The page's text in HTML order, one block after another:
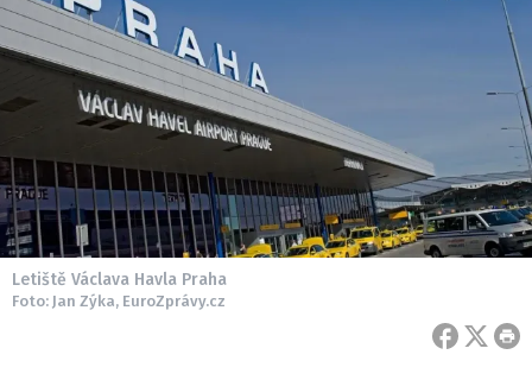
Letiště Václava Havla Praha
Foto: Jan Zýka, EuroZprávy.cz